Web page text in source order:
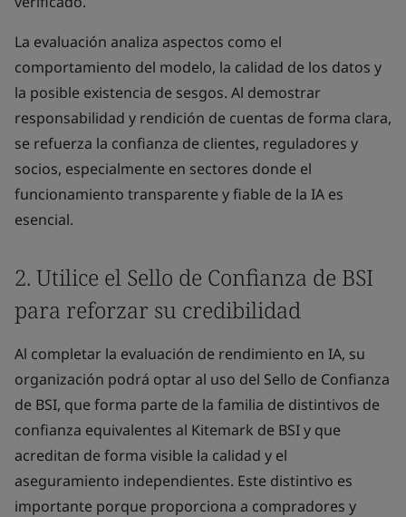
La evaluación analiza aspectos como el
comportamiento del modelo, la calidad de los datos y
la posible existencia de sesgos. Al demostrar
responsabilidad y rendición de cuentas de forma clara,
se refuerza la confianza de clientes, reguladores y
socios, especialmente en sectores donde el
funcionamiento transparente y fiable de la IA es
esencial.
2. Utilice el Sello de Confianza de BSI
para reforzar su credibilidad
Al completar la evaluación de rendimiento en IA, su
organización podrá optar al uso del Sello de Confianza
de BSI, que forma parte de la familia de distintivos de
confianza equivalentes al Kitemark de BSI y que
acreditan de forma visible la calidad y el
aseguramiento independientes. Este distintivo es
importante porque proporciona a compradores y